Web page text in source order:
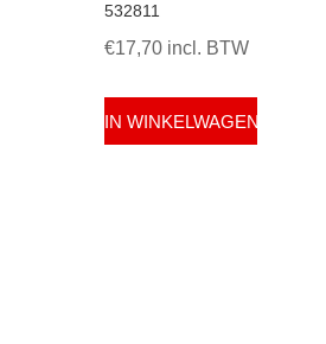
532811
€17,70 incl. BTW